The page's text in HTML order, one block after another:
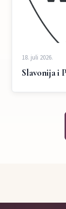
18. juli 2026.
Slavonija i